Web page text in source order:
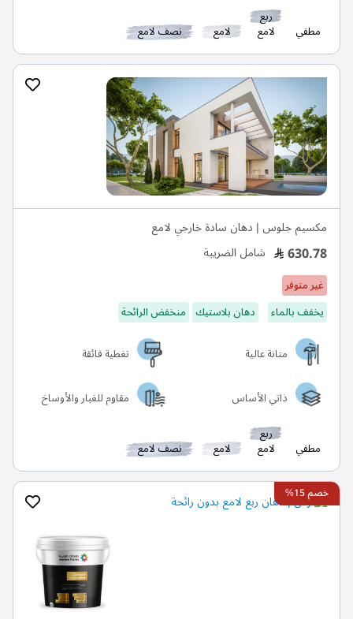
مطفي
ربع
لامع لامع نصف لامع
مكسيم جلوس | دهان سادة خارجي لامع
630.78 شامل الضريبة
غير متوفر
يخفف بالماء
دهان بلاستيك منخفض الرائحة
متانة عالية
تغطية فائقة
ذاتي الأساس
مقاوم للغبار والأوساخ
مطفي
ربع
لامع لامع نصف لامع
خصم 15%